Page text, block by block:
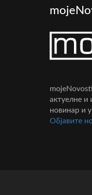
актуелне и
новинар и
Oбјавите